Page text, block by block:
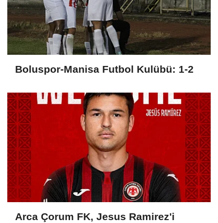
Boluspor-Manisa Futbol Kulübü: 1-2
Arca Çorum FK, Jesus Ramirez'i